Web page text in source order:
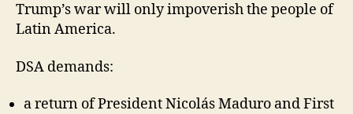
Trump’s war will only impoverish the people of
Latin America.
DSA demands:
a return of President Nicolás Maduro and First